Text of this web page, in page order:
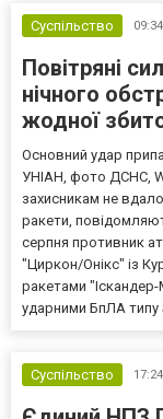
Суспільство
Повітряні
нічного
жодної
Основний удар
УНІАН, фото ДСНС,
захисникам не
ракети,
серпня противник
"Циркон/Онікс" із
ракетами "Іскандер-
ударними БпЛА типу
Суспільство